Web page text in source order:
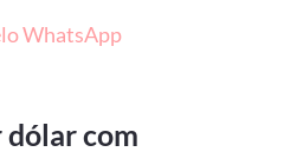
WhatsApp
com